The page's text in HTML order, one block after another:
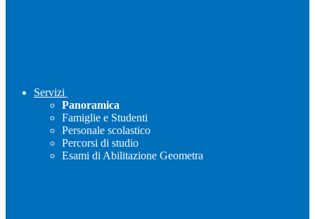
Servizi
Panoramica
Famiglie e Studenti
Personale scolastico
Percorsi di studio
Esami di Abilitazione Geometra